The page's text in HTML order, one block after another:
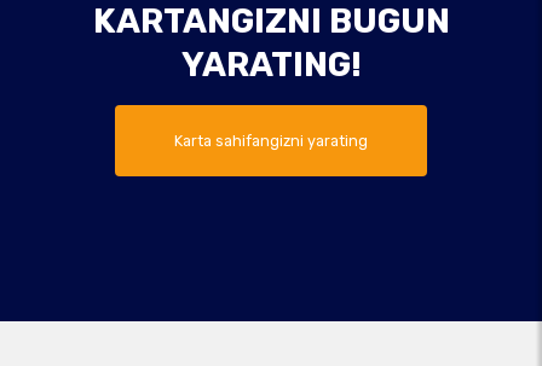
KARTANGIZNI BUGUN
YARATING!
Karta sahifangizni yarating